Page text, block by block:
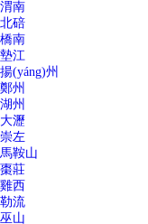
渭南
北碚
橋南
墊江
揚(yáng)州
鄭州
湖州
大瀝
崇左
馬鞍山
棗莊
雞西
勒流
巫山